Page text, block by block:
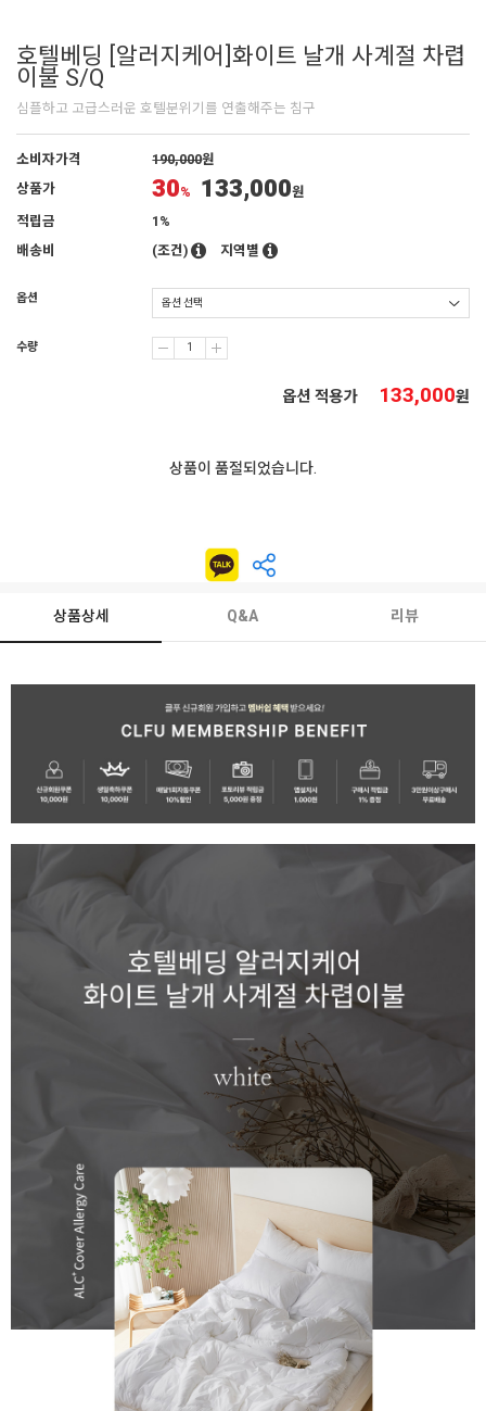
호텔베딩 [알러지케어]화이트 날개 사계절 차렵
이불 S/Q
심플하고 고급스러운 호텔분위기를 연출해주는 침구
소비자가격 190,000원
상품가
30% 133,000원
적립금
1%
배송비
(조건) 지역별
옵션
수량
옵션 적용가 133,000원
상품이 품절되었습니다.
상품상세 Q&A 리뷰